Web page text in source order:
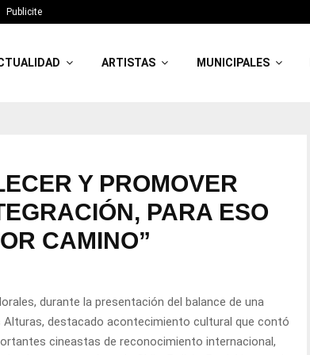
Publicite
ARTISTAS MUNICIPALES
Y PROMOVER
PARA ESO
CAMINO”
durante la presentación del balance de una
Alturas, destacado acontecimiento cultural que contó
cineastas de reconocimiento internacional,